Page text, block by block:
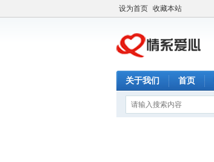
设为首页 收藏本站
关于我们 首页